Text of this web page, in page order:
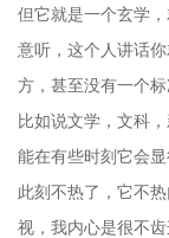
但它就是一个玄学
意听，这个人讲话
方，甚至没有一个标
比如说文学，文科
能在有些时刻它会显
此刻不热了，它不
视，我内心是很不齿